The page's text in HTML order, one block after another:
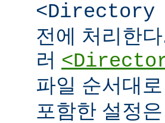
전에 처리한
러
파일 순서대
포함한 설정은